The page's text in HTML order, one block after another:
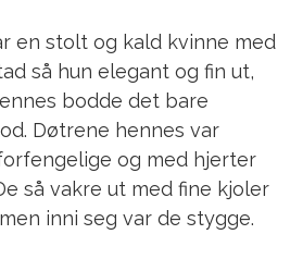
en stolt og kald kvinne med
så hun elegant og fin ut,
bodde det bare
Døtrene hennes var
og med hjerter
så vakre ut med fine kjoler
inni seg var de stygge.